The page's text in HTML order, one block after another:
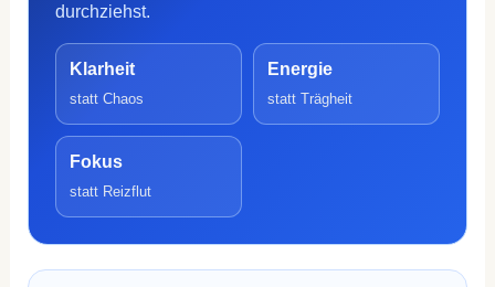
durchziehst.
Klarheit
statt Chaos
Energie
statt Trägheit
Fokus
statt Reizflut